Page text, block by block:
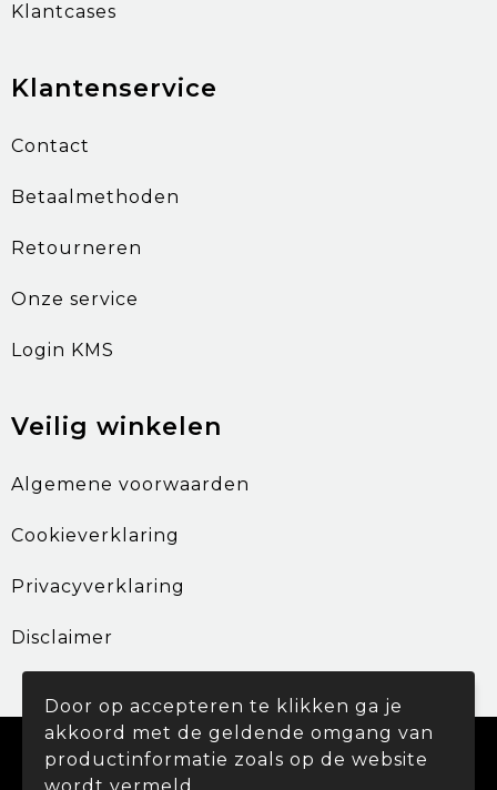
Klantcases
Klantenservice
Contact
Betaalmethoden
Retourneren
Onze service
Login KMS
Veilig winkelen
Algemene voorwaarden
Cookieverklaring
Privacyverklaring
Disclaimer
© Copyright Promohouse 2024
Door op accepteren te klikken ga je
akkoord met de geldende omgang van
productinformatie zoals op de website